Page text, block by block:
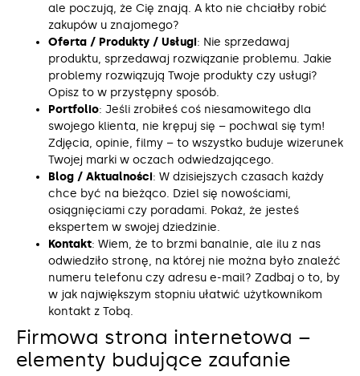
ale poczują, że Cię znają. A kto nie chciałby robić
zakupów u znajomego?
Oferta / Produkty / Usługi: Nie sprzedawaj
produktu, sprzedawaj rozwiązanie problemu. Jakie
problemy rozwiązują Twoje produkty czy usługi?
Opisz to w przystępny sposób.
Portfolio: Jeśli zrobiłeś coś niesamowitego dla
swojego klienta, nie krępuj się – pochwal się tym!
Zdjęcia, opinie, filmy – to wszystko buduje wizerunek
Twojej marki w oczach odwiedzającego.
Blog / Aktualności: W dzisiejszych czasach każdy
chce być na bieżąco. Dziel się nowościami,
osiągnięciami czy poradami. Pokaż, że jesteś
ekspertem w swojej dziedzinie.
Kontakt: Wiem, że to brzmi banalnie, ale ilu z nas
odwiedziło stronę, na której nie można było znaleźć
numeru telefonu czy adresu e-mail? Zadbaj o to, by
w jak największym stopniu ułatwić użytkownikom
kontakt z Tobą.
Firmowa strona internetowa –
elementy budujące zaufanie